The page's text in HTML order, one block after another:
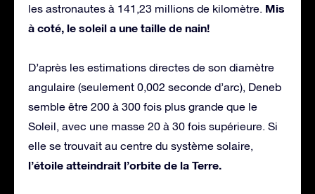
les astronautes à 141,23 millions de kilomètre. Mis
à coté, le soleil a une taille de nain!
D’après les estimations directes de son diamètre
angulaire (seulement 0,002 seconde d’arc), Deneb
semble être 200 à 300 fois plus grande que le
Soleil, avec une masse 20 à 30 fois supérieure. Si
elle se trouvait au centre du système solaire,
l’étoile atteindrait l’orbite de la Terre.